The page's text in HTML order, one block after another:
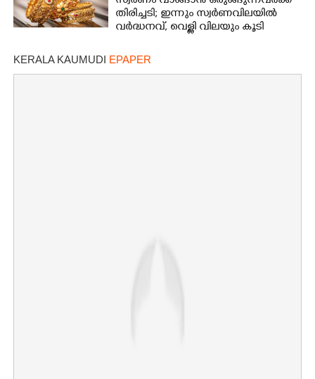
തിരിച്ചടി; ഇന്നും സ്വർണവിലയിൽ
വർദ്ധനവ്, വെള്ളി വിലയും കൂടി
KERALA KAUMUDI EPAPER